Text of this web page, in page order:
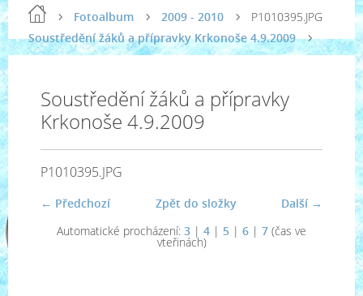
Fotoalbum
2009 - 2010
Soustředění žáků a přípravky Krkonoše 4.9.2009
P1010395.JPG
Soustředění žáků a přípravky
Krkonoše 4.9.2009
P1010395.JPG
← Předchozí Další →
Zpět do složky
Automatické procházení: 3 | 4 | 5 | 6 | 7 (čas ve
vteřinách)